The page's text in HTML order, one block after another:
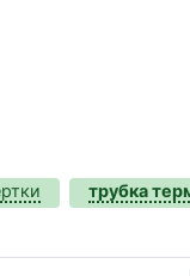
трубка